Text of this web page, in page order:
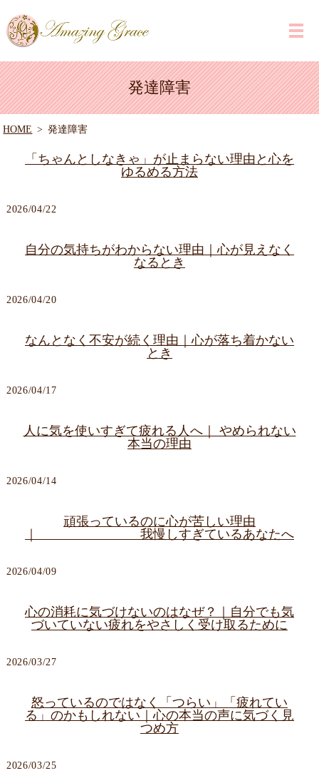
発達障害
HOME 発達障害
「ちゃんとしなきゃ」が止まらない理由と心を
ゆるめる方法
2026/04/22
自分の気持ちがわからない理由｜心が見えなく
なるとき
2026/04/20
なんとなく不安が続く理由｜心が落ち着かない
とき
2026/04/17
人に気を使いすぎて疲れる人へ｜ やめられない
本当の理由
2026/04/14
頑張っているのに心が苦しい理由
｜ 我慢しすぎているあなたへ
2026/04/09
心の消耗に気づけないのはなぜ？｜自分でも気
づいていない疲れをやさしく受け取るために
2026/03/27
怒っているのではなく「つらい」「疲れてい
る」のかもしれない｜心の本当の声に気づく見
つめ方
2026/03/25